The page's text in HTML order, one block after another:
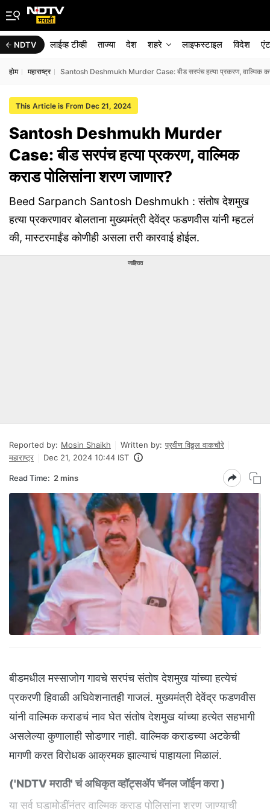
NDTV लाईव्ह टीव्ही ताज्या देश शहरे लाइफस्टाइल विदेश
होम महाराष्ट्र Santosh Deshmukh Murder Case: बीड सरपंच हत्या प्रकरण, वाल्मिक
This Article is From Dec 21, 2024
Santosh Deshmukh Murder
Case: बीड सरपंच हत्या प्रकरण, वाल्मिक
कराड पोलिसांना शरण जाणार?
Beed Sarpanch Santosh Deshmukh : संतोष देशमुख
हत्या प्रकरणावर बोलताना मुख्यमंत्री देवेंद्र फडणवीस यांनी म्हटलं
की, मास्टरमाईंड कोणीही असला तरी कारवाई होईल.
जाहिरात
Reported by: Mosin Shaikh Written by: प्रवीण विठ्ठल वाकचौरे
महाराष्ट्र
Dec 21, 2024 10:44 IST
Read Time: 2 mins
बीडमधील मस्साजोग गावचे सरपंच संतोष देशमुख यांच्या हत्येचं
प्रकरणी हिवाळी अधिवेशनातही गाजलं. मुख्यमंत्री देवेंद्र फडणवीस
यांनी वाल्मिक कराडचं नाव घेत संतोष देशमुख यांच्या हत्येत सहभागी
असलेल्या कुणालाही सोडणार नाही. वाल्मिक कराडच्या अटकेची
मागणी करत विरोधक आक्रमक झाल्याचं पाहायला मिळालं.
('NDTV मराठी' चं अधिकृत व्हॉट्सअ‍ॅप चॅनल जॉईन करा)
या सर्व घडामोडींनंतर वाल्मिक कराड पोलिसांना शरण जाण्याची